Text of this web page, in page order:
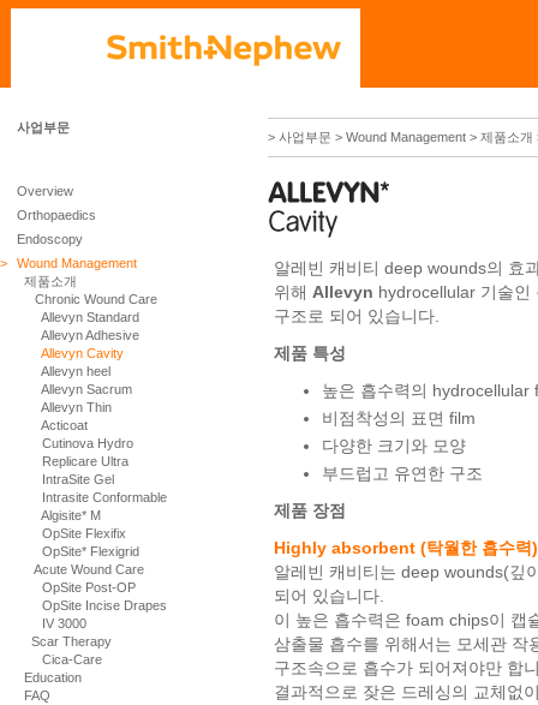
사업부문
Overview
Orthopaedics
Endoscopy
>
Wound Management
제품소개
Chronic Wound Care
Allevyn Standard
Allevyn Adhesive
Allevyn Cavity
Allevyn heel
Allevyn Sacrum
Allevyn Thin
Acticoat
Cutinova Hydro
Replicare Ultra
IntraSite Gel
Intrasite Conformable
Algisite* M
OpSite Flexifix
OpSite* Flexigrid
Acute Wound Care
OpSite Post-OP
OpSite Incise Drapes
IV 3000
Scar Therapy
Cica-Care
Education
FAQ
> 사업부문 > Wound Management > 제품소개
알레빈 캐비티 deep wounds의 효
위해 Allevyn hydrocellular 기술인
구조로 되어 있습니다.
제품 특성
높은 흡수력의 hydrocellular
비점착성의 표면 film
다양한 크기와 모양
부드럽고 유연한 구조
제품 장점
Highly absorbent (탁월한 흡수력)
알레빈 캐비티는 deep wounds(깊
되어 있습니다.
이 높은 흡수력은 foam chips이 캡
삼출물 흡수를 위해서는 모세관
구조속으로 흡수가 되어져야만 합
결과적으로 잦은 드레싱의 교체없